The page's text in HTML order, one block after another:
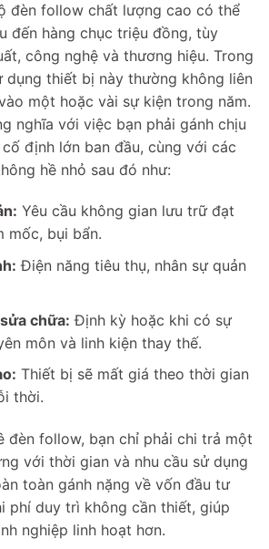
đèn follow chất lượng cao có thể
đến hàng chục triệu đồng, tùy
công nghệ và thương hiệu. Trong
dụng thiết bị này thường không liên
một hoặc vài sự kiện trong năm.
nghĩa với việc bạn phải gánh chịu
định lớn ban đầu, cùng với các
hề nhỏ sau đó như:
Yêu cầu không gian lưu trữ đạt
mốc, bụi bẩn.
Điện năng tiêu thụ, nhân sự quản
chữa: Định kỳ hoặc khi có sự
môn và linh kiện thay thế.
Thiết bị sẽ mất giá theo thời gian
thời.
đèn follow, bạn chỉ phải chi trả một
với thời gian và nhu cầu sử dụng
toàn gánh nặng về vốn đầu tư
phí duy trì không cần thiết, giúp
nghiệp linh hoạt hơn.